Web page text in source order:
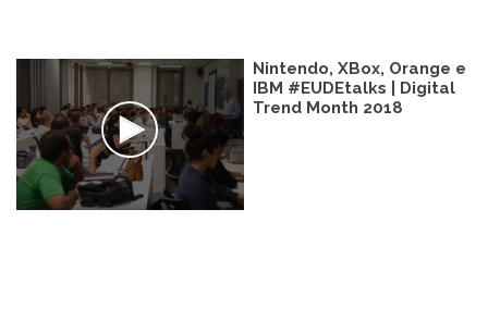
Nintendo, XBox, Orange e
IBM #EUDEtalks | Digital
Trend Month 2018